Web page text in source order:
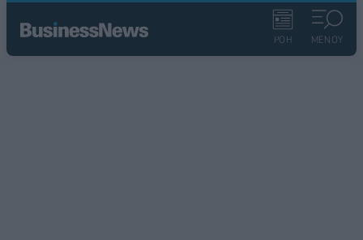
ΡΟΗ ΜΕΝΟΥ